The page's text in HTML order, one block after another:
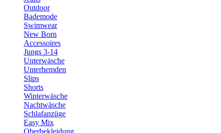
Outdoor
Bademode
Swimwear
New Born
Accessoires
Jungs 3-14
Unterwäsche
Unterhemden
Slips
Shorts
Winterwäsche
Nachtwäsche
Schlafanzüge
Easy Mix
Oberbekleidung